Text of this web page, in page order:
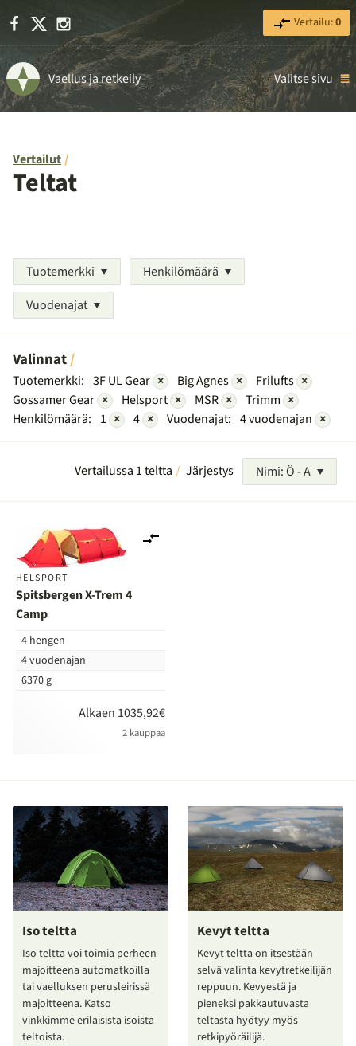
Facebook Instagram Vertailu:0
Vaellus ja retkeily Valitse sivu
Vertailut
Teltat
Tuotemerkki
Henkilömäärä
Vuodenajat
Valinnat
Tuotemerkki: 3F UL Gear × Big Agnes × Frilufts ×
Gossamer Gear × Helsport × MSR × Trimm ×
Henkilömäärä: 1 × 4 × Vuodenajat: 4 vuodenajan ×
Vertailussa 1 teltta Järjestys Nimi: Ö - A
HELSPORT
Spitsbergen X-Trem 4
Camp
4 hengen
4 vuodenajan
6370 g
Alkaen 1035,92€
2 kauppaa
Iso teltta
Iso teltta voi toimia perheen
majoitteena automatkoilla
tai vaelluksen perusleirissä
majoitteena. Katso
vinkkimme erilaisista isoista
teltoista.
Kevyt teltta
Kevyt teltta on itsestään
selvä valinta kevytretkeilijän
reppuun. Kevyestä ja
pieneksi pakkautuvasta
teltasta hyötyy myös
retkipyöräilijä.